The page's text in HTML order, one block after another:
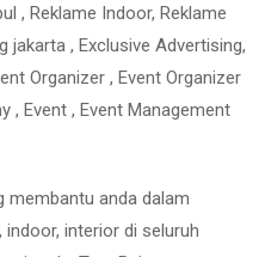
, Reklame Indoor, Reklame
, Exclusive Advertising,
Organizer , Event Organizer
, Event , Event Management
membantu anda dalam
interior di seluruh